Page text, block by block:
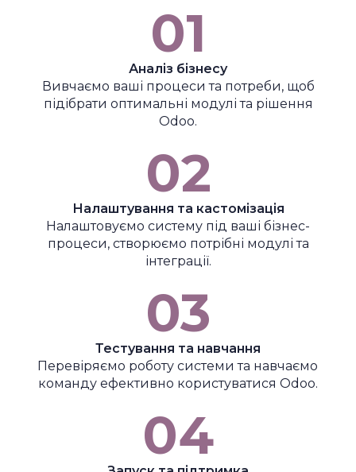
01
Аналіз бізнесу
Вивчаємо ваші процеси та потреби, щоб
підібрати оптимальні модулі та рішення
Odoo.
02
Налаштування та кастомізація
Налаштовуємо систему під ваші бізнес-
процеси, створюємо потрібні модулі та
інтеграції.
03
Тестування та навчання
Перевіряємо роботу системи та навчаємо
команду ефективно користуватися Odoo.
04